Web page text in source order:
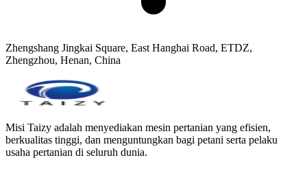
Zhengshang Jingkai Square, East Hanghai Road, ETDZ,
Zhengzhou, Henan, China
Misi Taizy adalah menyediakan mesin pertanian yang efisien,
berkualitas tinggi, dan menguntungkan bagi petani serta pelaku
usaha pertanian di seluruh dunia.